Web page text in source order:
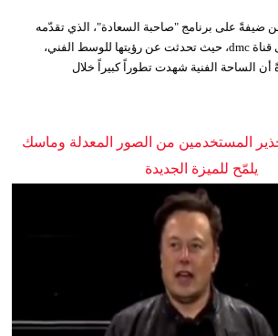
ضيفةً على برنامج "صاحبة السعادة"، الذي تقدّمه
الفنانة إسعاد يونس على قناة dmc، حيث تحدثت عن رؤيتها للوسط الفني،
أن الساحة الفنية شهدت تطوراً كبيراً خلال
المستخدمين من الصور المعدلة وماسك
يلمّح للميزة الجديدة